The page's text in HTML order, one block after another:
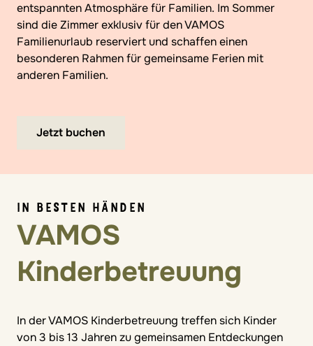
entspannten Atmosphäre für Familien. Im Sommer
sind die Zimmer exklusiv für den VAMOS
Familienurlaub reserviert und schaffen einen
besonderen Rahmen für gemeinsame Ferien mit
anderen Familien.
Jetzt buchen
IN BESTEN HÄNDEN
VAMOS
Kinderbetreuung
In der VAMOS Kinderbetreuung treffen sich Kinder
von 3 bis 13 Jahren zu gemeinsamen Entdeckungen